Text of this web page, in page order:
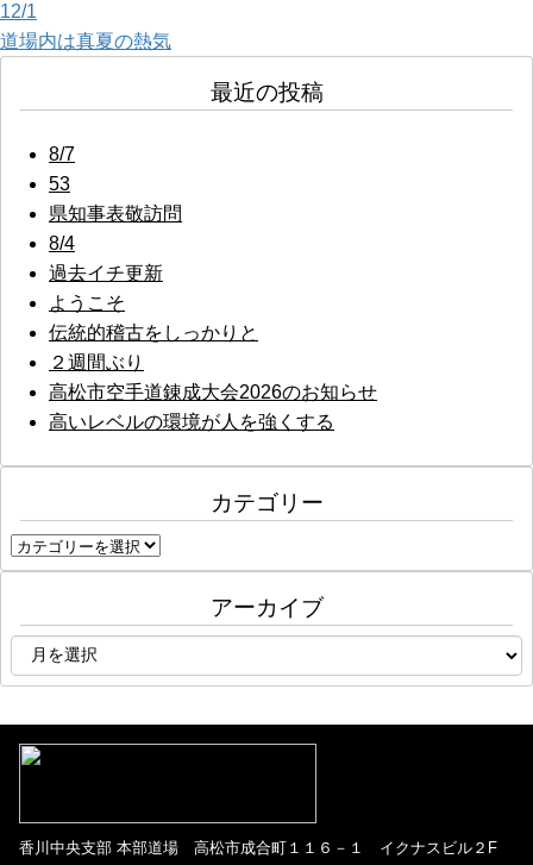
投
稿
ナ
ビ
ゲ
ョ
12/1
道場内は真夏の熱気
最近の投稿
8/7
53
県知事表敬訪問
8/4
過去イチ更新
ようこそ
伝統的稽古をしっかりと
２週間ぶり
高松市空手道錬成大会2026のお知らせ
高いレベルの環境が人を強くする
カテゴリー
カ
テ
リ
アーカイブ
ー
ブ
香川中央支部 本部道場 高松市成合町１１６－１ イクナスビル２F